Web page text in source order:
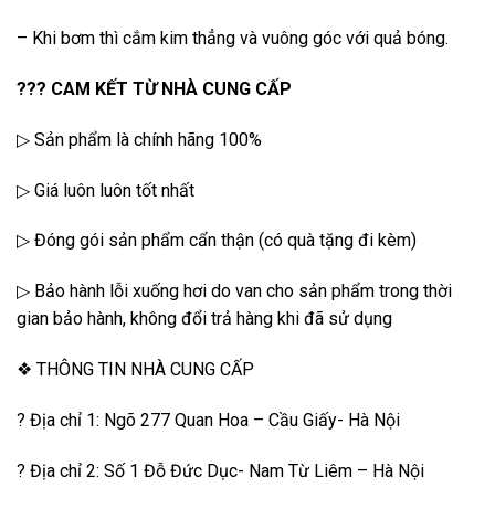
– Khi bơm thì cắm kim thẳng và vuông góc với quả bóng.️
?️?️? CAM KẾT TỪ NHÀ CUNG CẤP
▷ Sản phẩm là chính hãng 100%
▷ Giá luôn luôn tốt nhất
▷ Đóng gói sản phẩm cẩn thận (có quà tặng đi kèm)
▷ Bảo hành lỗi xuống hơi do van cho sản phẩm trong thời
gian bảo hành, không đổi trả hàng khi đã sử dụng
❖ THÔNG TIN NHÀ CUNG CẤP
? Địa chỉ 1: Ngõ 277 Quan Hoa – Cầu Giấy- Hà Nội
? Địa chỉ 2: Số 1 Đỗ Đức Dục- Nam Từ Liêm – Hà Nội